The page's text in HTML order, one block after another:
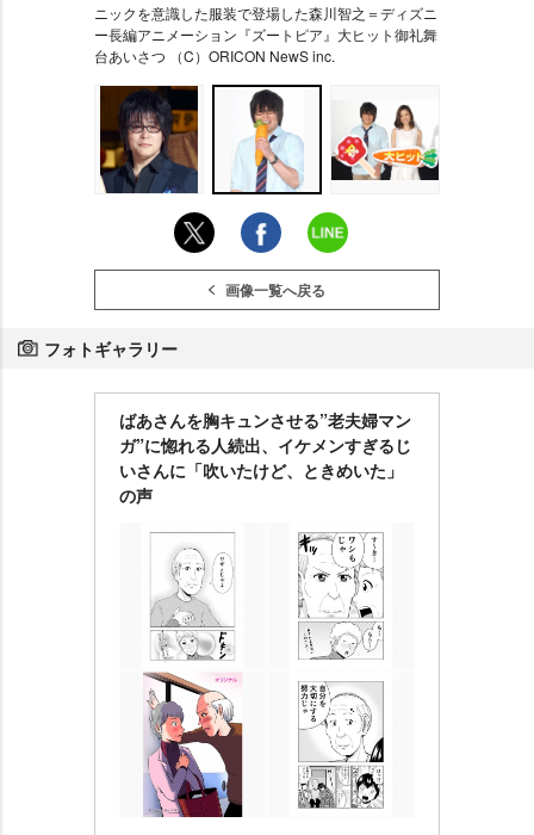
ニックを意識した服装で登場した森川智之＝ディズニ
ー長編アニメーション『ズートピア』大ヒット御礼舞
台あいさつ （C）ORICON NewS inc.
画像一覧へ戻る
フォトギャラリー
ばあさんを胸キュンさせる”老夫婦マン
ガ”に惚れる人続出、イケメンすぎるじ
いさんに「吹いたけど、ときめいた」
の声